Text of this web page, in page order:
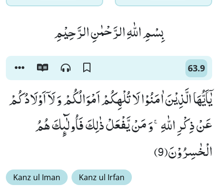
بِسْمِ اللّٰهِ الرَّحْمٰنِ الرَّحِیْمِ
63.9
یٰۤاَیُّهَا الَّذِیْنَ اٰمَنُوْا لَا تُلْهِكُمْ اَمْوَالُكُمْ وَ لَاۤ اَوْلَادُكُمْ
عَنْ ذِكْرِ اللّٰهِۚ-وَ مَنْ یَّفْعَلْ ذٰلِكَ فَاُولٰٓىٕكَ هُمُ
الْخٰسِرُوْنَ(9)
Kanz ul Iman Kanz ul Irfan